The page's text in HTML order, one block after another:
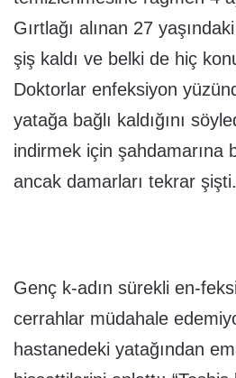
Gırtlağı alınan 27
şiş kaldı ve belki de hiç
Doktorlar enfeksiyon
yatağa bağlı kaldığını
indirmek için şahdamarına
ancak damarları tekrar şişti.
Genç k-adın sürekli en-
cerrahlar müdahale
hastanedeki yatağından